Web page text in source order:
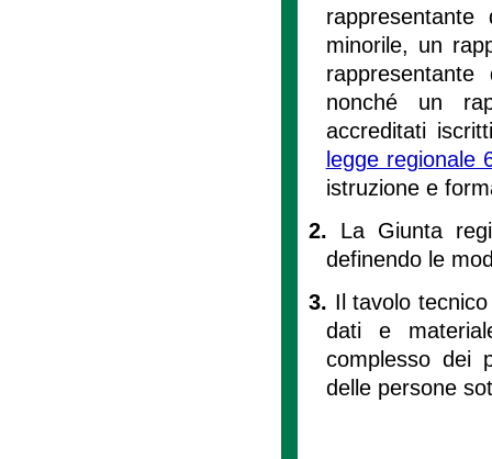
minorile, un
nonché un
accreditati
legge regionale
istruzione e
2. La Giunta
definendo le
3. Il tavolo
dati e
complesso dei
delle persone